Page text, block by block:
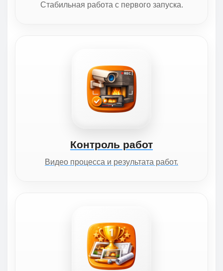
Стабильная работа с первого запуска.
Контроль работ
Видео процесса и результата работ.